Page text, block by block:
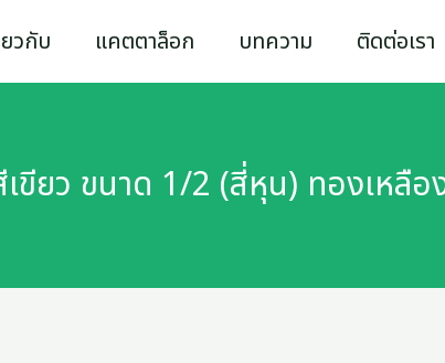
วกับ แคตตาล็อก บทความ ติดต่อเรา
ขียว ขนาด 1/2 (สี่หุน) ทองเหลื